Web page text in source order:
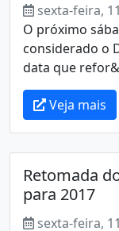
sexta-feira,
O próximo
considerado o
data que
Veja mais
Retomada
para 2017
sexta-feira,